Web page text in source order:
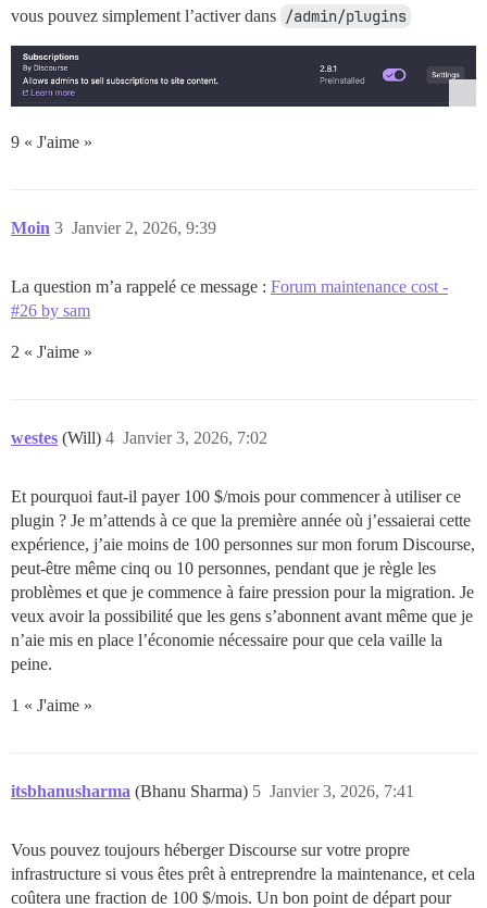
vous pouvez simplement l’activer dans /admin/plugins
9 « J'aime »
Moin Janvier 2, 2026, 9:39
3
La question m’a rappelé ce message : Forum maintenance cost -
#26 by sam
2 « J'aime »
westes (Will) Janvier 3, 2026, 7:02
4
Et pourquoi faut-il payer 100 $/mois pour commencer à utiliser ce
plugin ? Je m’attends à ce que la première année où j’essaierai cette
expérience, j’aie moins de 100 personnes sur mon forum Discourse,
peut-être même cinq ou 10 personnes, pendant que je règle les
problèmes et que je commence à faire pression pour la migration. Je
veux avoir la possibilité que les gens s’abonnent avant même que je
n’aie mis en place l’économie nécessaire pour que cela vaille la
peine.
1 « J'aime »
itsbhanusharma (Bhanu Sharma) Janvier 3, 2026, 7:41
5
Vous pouvez toujours héberger Discourse sur votre propre
infrastructure si vous êtes prêt à entreprendre la maintenance, et cela
coûtera une fraction de 100 $/mois. Un bon point de départ pour